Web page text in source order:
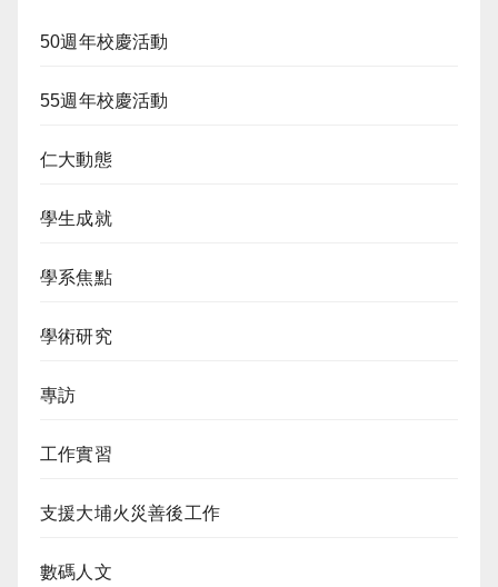
50週年校慶活動
55週年校慶活動
仁大動態
學生成就
學系焦點
學術研究
專訪
工作實習
支援大埔火災善後工作
數碼人文